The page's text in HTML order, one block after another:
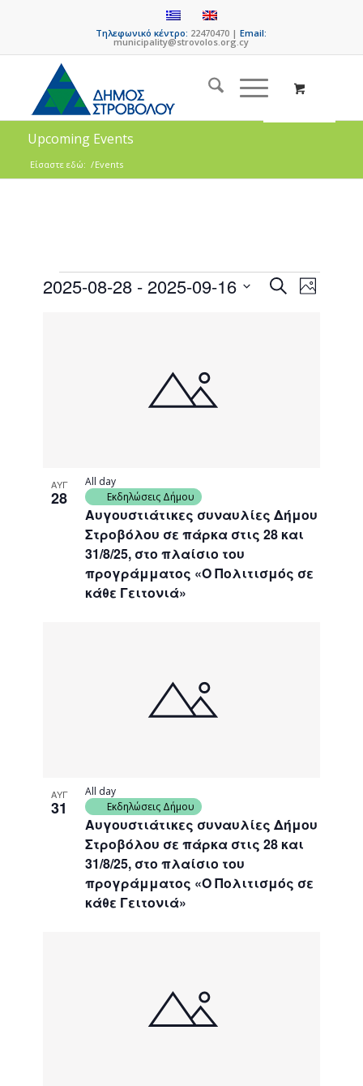
Τηλεφωνικό κέντρο: 22470470 |Email:
municipality@strovolos.org.cy
Upcoming Events
Είσαστε εδώ: /Events
Events
SearchEvent
Views
Photo
2025-08-28 - 2025-09-16
ΑΥΓ
28
Αυγουστιάτικες συναυλίες Δήμου
Στροβόλου σε πάρκα στις 28 και
31/8/25, στο πλαίσιο του
προγράμματος «Ο Πολιτισμός σε
κάθε Γειτονιά»
All day
Εκδηλώσεις Δήμου
ΑΥΓ
31
Αυγουστιάτικες συναυλίες Δήμου
Στροβόλου σε πάρκα στις 28 και
31/8/25, στο πλαίσιο του
προγράμματος «Ο Πολιτισμός σε
κάθε Γειτονιά»
All day
Εκδηλώσεις Δήμου